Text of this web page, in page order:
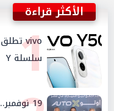
الأكثر قراءة
1
سلسلة Y
19